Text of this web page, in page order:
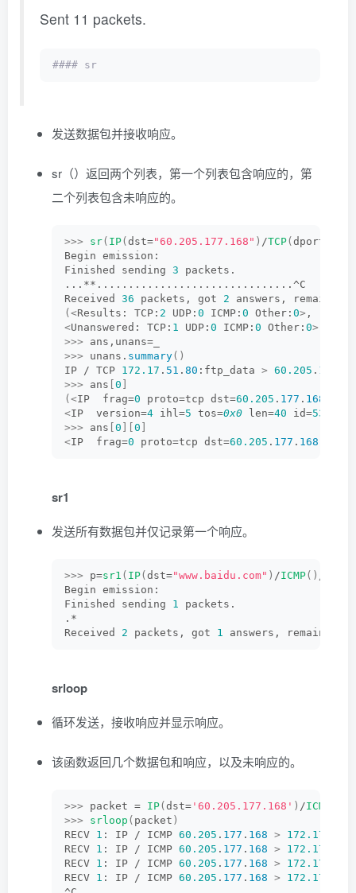
Sent 11 packets.
#### sr
发送数据包并接收响应。
sr（）返回两个列表，第一个列表包含响应的，第
二个列表包含未响应的。
>>> sr( IP(dst="60.205.177.168" ) /TCP(dport=
Begin emission:
Finished sending 3 packets.
...**...............................^C
Received 36 packets, got 2 answers, remaining
(<Results: TCP: 2 UDP: 0 ICMP: 0 Other: 0> ,
<Unanswered: TCP: 1 UDP: 0 ICMP: 0 Other: 0>)
>>> ans,unans=_
>>> unans. summary()
IP / TCP 172.17 . 51 . 80 :ftp_data > 60.205 . 177
>>> ans [0 ]
(<IP  frag=0 proto=tcp dst=60.205 . 177 . 168
<IP  version=4 ihl=5 tos=0x0 len=40 id=53978
>>> ans [0 ][0 ]
<IP  frag=0 proto=tcp dst=60.205 . 177 . 168
sr1
发送所有数据包并仅记录第一个响应。
>>> p=sr1 ( IP(dst="www.baidu.com" ) /ICMP()
Begin emission:
Finished sending 1
packets.
.*
Received 2 packets, got 1 answers, remaining
srloop
循环发送，接收响应并显示响应。
该函数返回几个数据包和响应，以及未响应的。
>>> packet = IP(dst= '60.205.177.168' ) /ICMP
>>>
srloop ( packet )
RECV 1 : IP / ICMP 60.205 . 177 . 168 > 172.17
RECV 1 : IP / ICMP 60.205 . 177 . 168 > 172.17
RECV 1 : IP / ICMP 60.205 . 177 . 168 > 172.17
RECV 1 : IP / ICMP 60.205 . 177 . 168 > 172.17